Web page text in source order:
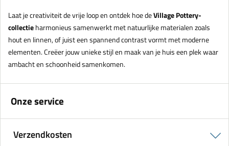
Laat je creativiteit de vrije loop en ontdek hoe deVillage Pottery-
collectieharmonieus samenwerkt met natuurlijke materialen zoals
hout en linnen, of juist een spannend contrast vormt met moderne
elementen. Creëer jouw unieke stijl en maak van je huis een plek waar
ambacht en schoonheid samenkomen.
Onze service
Verzendkosten